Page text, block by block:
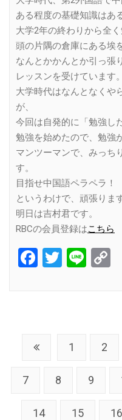
ある程度の基礎知識はあ
大学2年の終わりから全
頭の片隅の倉庫にある埃
なんとかかんとか引っ張
レッスンを受けています。
大学時代はなんとなくや
が、
今回は自発的に「勉強し
勉強を始めたので、勉強
マンツーマンで、みっち
す。
目指せ中国語ペラペラ！
というわけで、頑張りま
明日は吉村君です。
RBCの会員登録はこちら
Facebook
Twitter
Line
1 2
7 8 9
14 15 16